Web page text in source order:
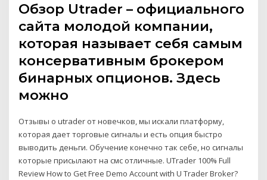
Обзор Utrader – официального
сайта молодой компании,
которая называет себя самым
консервативным брокером
бинарных опционов. Здесь
можно
Отзывы о utrader от новечков, мы искали платформу,
которая дает торговые сигналы и есть опция быстро
выводить деньги. Обучение конечно так себе, но сигналы
которые присылают на смс отличные. UTrader 100% Full
Review How to Get Free Demo Account with U Trader Broker?